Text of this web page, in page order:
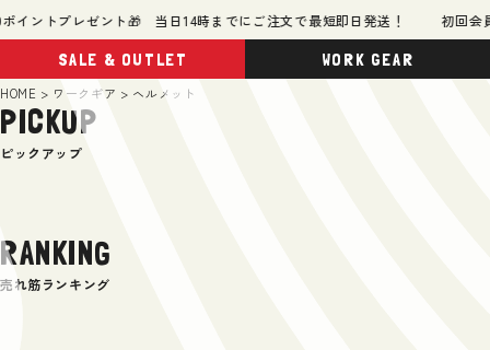
ントプレゼント🎁 当日14時までにご注文で最短即日発送！ 初回会員
WORK GEAR
HOME ワークギア ヘルメット
PICKUP
ピックアップ
RANKING
売れ筋ランキング
SALE & OUTLET